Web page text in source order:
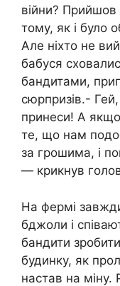
війни? Прийшов
тому, як і було
Але ніхто не
бабуся
бандитами,
сюрпризів.-
принеси! А
те, що нам
за грошима, і
— крикнув
На фермі
бджоли і
бандити
будинку, як
настав на міну.